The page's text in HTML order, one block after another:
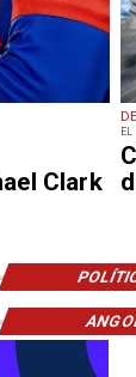
Clark
EL